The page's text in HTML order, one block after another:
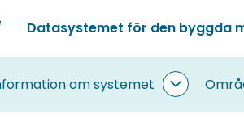
Datasystemet för den byggda
om systemet
om